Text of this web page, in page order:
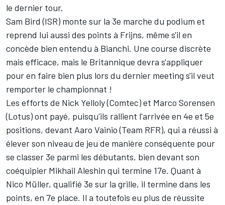
le dernier tour.
Sam Bird (ISR) monte sur la 3e marche du podium et
reprend lui aussi des points à Frijns, même s'il en
concède bien entendu à Bianchi. Une course discrète
mais efficace, mais le Britannique devra s'appliquer
pour en faire bien plus lors du dernier meeting s'il veut
remporter le championnat !
Les efforts de Nick Yelloly (Comtec) et Marco Sorensen
(Lotus) ont payé, puisqu'ils rallient l'arrivée en 4e et 5e
positions, devant Aaro Vainio (Team RFR), qui a réussi à
élever son niveau de jeu de manière conséquente pour
se classer 3e parmi les débutants, bien devant son
coéquipier Mikhail Aleshin qui termine 17e. Quant à
Nico Müller, qualifié 3e sur la grille, il termine dans les
points, en 7e place. Il a toutefois eu plus de réussite